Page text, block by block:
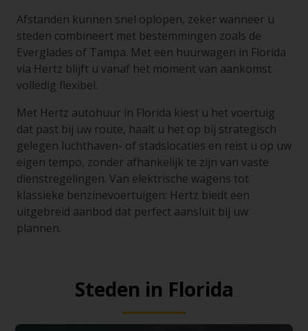
Afstanden kunnen snel oplopen, zeker wanneer u
steden combineert met bestemmingen zoals de
Everglades of Tampa. Met een huurwagen in Florida
via Hertz blijft u vanaf het moment van aankomst
volledig flexibel.
Met Hertz autohuur in Florida kiest u het voertuig
dat past bij uw route, haalt u het op bij strategisch
gelegen luchthaven- of stadslocaties en reist u op uw
eigen tempo, zonder afhankelijk te zijn van vaste
dienstregelingen. Van elektrische wagens tot
klassieke benzinevoertuigen: Hertz biedt een
uitgebreid aanbod dat perfect aansluit bij uw
plannen.
Steden in Florida